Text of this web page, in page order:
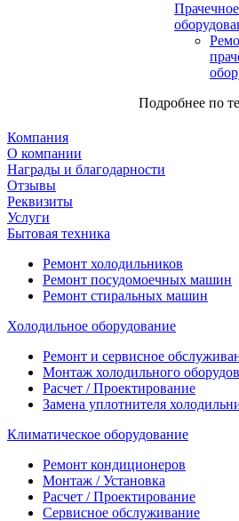
Прачечное
Подробнее по
Компания
О компании
Награды и благодарности
Отзывы
Реквизиты
Услуги
Бытовая техника
Ремонт холодильников
Ремонт посудомоечных машин
Ремонт стиральных машин
Холодильное оборудование
Ремонт и сервисное
Монтаж холодильного
Расчет / Проектирование
Замена уплотнителя
Климатическое оборудование
Ремонт кондиционеров
Монтаж / Установка
Расчет / Проектирование
Сервисное обслуживание